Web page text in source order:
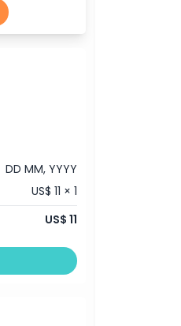
DD MM, YYYY
US$ 11 × 1
US$ 11